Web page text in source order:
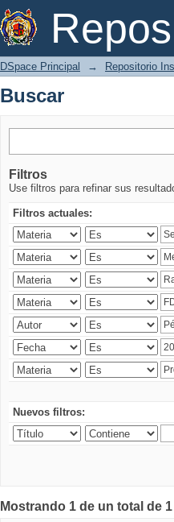
Buscar
DSpace Principal → Repositorio
Buscar
Filtros
Use filtros para refinar sus
Filtros actuales:
Nuevos filtros:
Mostrando 1 de un total de